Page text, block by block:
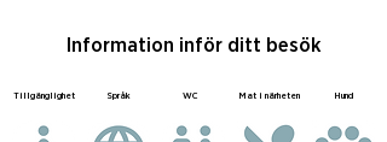
Information inför ditt besök
Tillgänglighet Språk WC Mat i närheten Hund